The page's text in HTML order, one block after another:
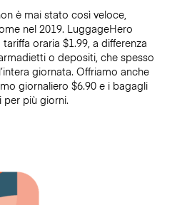
è mai stato così veloce,
nel 2019. LuggageHero
oraria $1.99, a differenza
o depositi, che spesso
giornata. Offriamo anche
giornaliero $6.90e i bagagli
per più giorni.